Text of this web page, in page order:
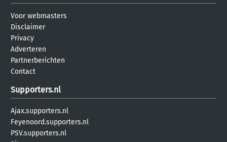
Voor webmasters
Disclaimer
Privacy
Adverteren
Partnerberichten
Contact
Supporters.nl
Ajax.supporters.nl
Feyenoord.supporters.nl
PSV.supporters.nl